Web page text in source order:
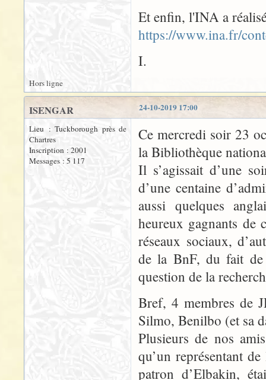
Et enfin, l'INA a
https://www.ina.fr/
I.
Hors ligne
24-10-2019 17:00
ISENGAR
Lieu : Tuckborough près de
Chartres
Inscription : 2001
Messages : 5 117
Ce mercredi soir 23
la Bibliothèque
Il s’agissait d’une
d’une centaine
aussi quelques
heureux gagnants de
réseaux sociaux,
de la BnF, du fait de
question de la
Bref, 4 membres de
Silmo, Benilbo (et sa
Plusieurs de nos
qu’un représentant
patron d’Elbakin,